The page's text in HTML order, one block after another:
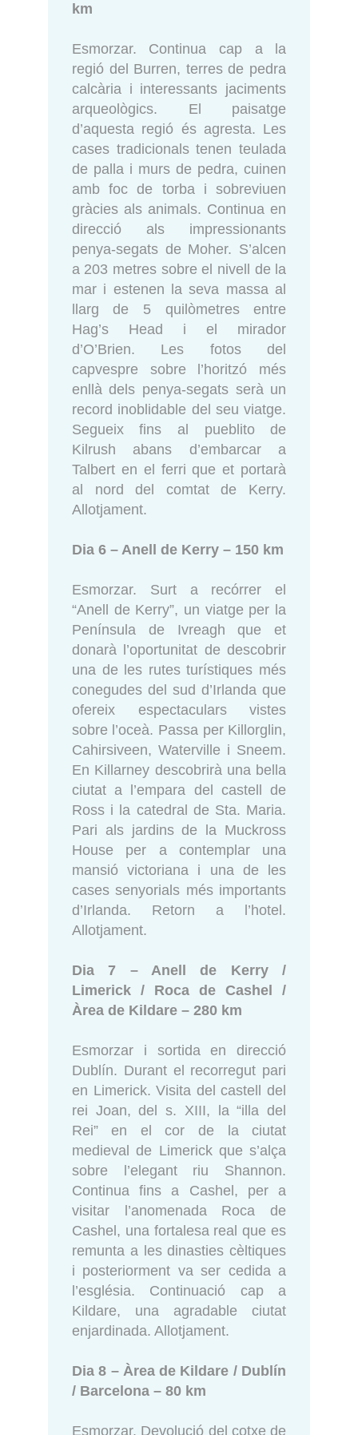
km
Esmorzar. Continua cap a la
regió del Burren, terres de pedra
calcària i interessants jaciments
arqueològics. El paisatge
d’aquesta regió és agresta. Les
cases tradicionals tenen teulada
de palla i murs de pedra, cuinen
amb foc de torba i sobreviuen
gràcies als animals. Continua en
direcció als impressionants
penya-segats de Moher. S’alcen
a 203 metres sobre el nivell de la
mar i estenen la seva massa al
llarg de 5 quilòmetres entre
Hag’s Head i el mirador
d’O’Brien. Les fotos del
capvespre sobre l’horitzó més
enllà dels penya-segats serà un
record inoblidable del seu viatge.
Segueix fins al pueblito de
Kilrush abans d’embarcar a
Talbert en el ferri que et portarà
al nord del comtat de Kerry.
Allotjament.
Dia 6 – Anell de Kerry – 150 km
Esmorzar. Surt a recórrer el
“Anell de Kerry”, un viatge per la
Península de Ivreagh que et
donarà l’oportunitat de descobrir
una de les rutes turístiques més
conegudes del sud d’Irlanda que
ofereix espectaculars vistes
sobre l’oceà. Passa per Killorglin,
Cahirsiveen, Waterville i Sneem.
En Killarney descobrirà una bella
ciutat a l’empara del castell de
Ross i la catedral de Sta. Maria.
Pari als jardins de la Muckross
House per a contemplar una
mansió victoriana i una de les
cases senyorials més importants
d’Irlanda. Retorn a l’hotel.
Allotjament.
Dia 7 – Anell de Kerry /
Limerick / Roca de Cashel /
Àrea de Kildare – 280 km
Esmorzar i sortida en direcció
Dublín. Durant el recorregut pari
en Limerick. Visita del castell del
rei Joan, del s. XIII, la “illa del
Rei” en el cor de la ciutat
medieval de Limerick que s’alça
sobre l’elegant riu Shannon.
Continua fins a Cashel, per a
visitar l’anomenada Roca de
Cashel, una fortalesa real que es
remunta a les dinasties cèltiques
i posteriorment va ser cedida a
l’església. Continuació cap a
Kildare, una agradable ciutat
enjardinada. Allotjament.
Dia 8 – Àrea de Kildare / Dublín
/ Barcelona – 80 km
Esmorzar. Devolució del cotxe de